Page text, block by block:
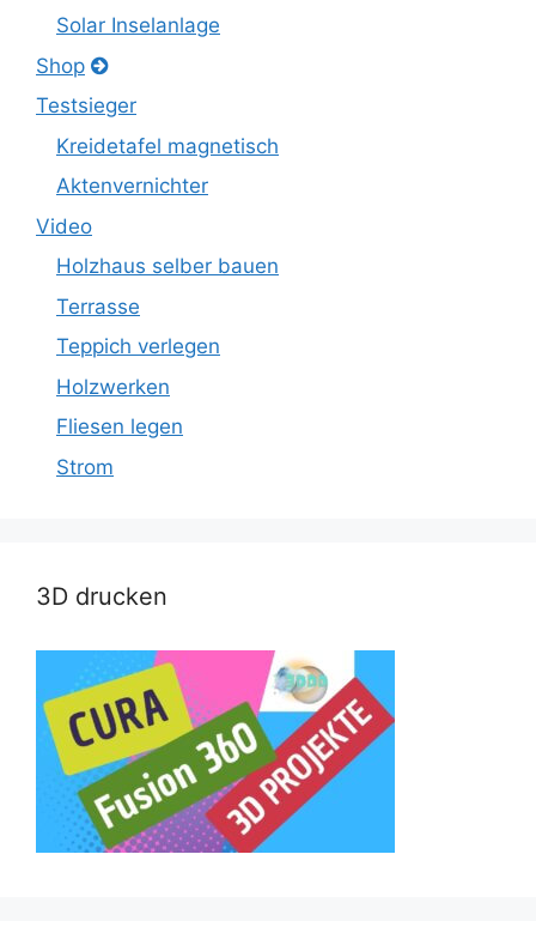
Solar Inselanlage
Shop
Testsieger
Kreidetafel magnetisch
Aktenvernichter
Video
Holzhaus selber bauen
Terrasse
Teppich verlegen
Holzwerken
Fliesen legen
Strom
3D drucken